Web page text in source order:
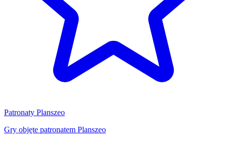
Patronaty Planszeo
Gry objęte patronatem Planszeo